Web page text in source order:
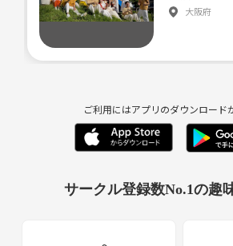
また可能な方は終了後近くのカフェでお茶し
もよろしくお願い致します。
大阪府
ご利用にはアプリのダウンロード
サークル登録数No.1の趣